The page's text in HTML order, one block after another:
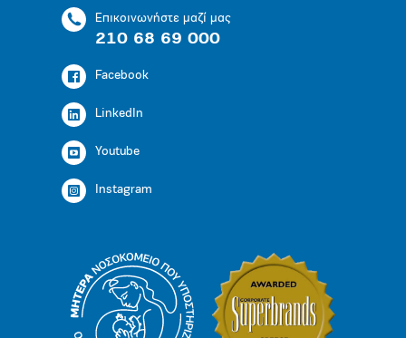
Επικοινωνήστε μαζί μας
210 68 69 000
Facebook
LinkedIn
Youtube
Instagram